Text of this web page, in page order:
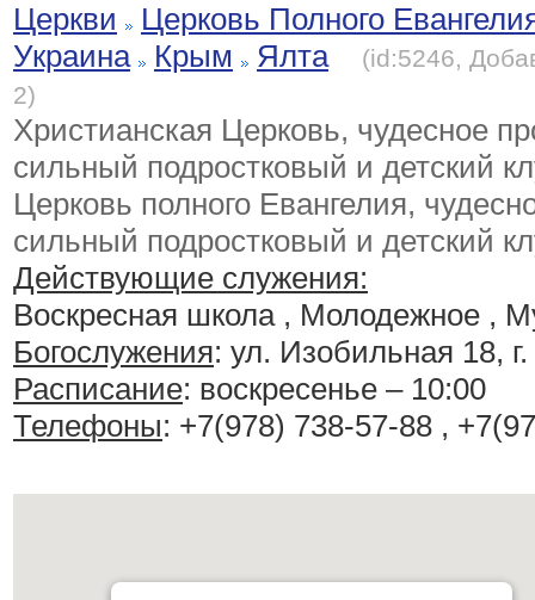
Церкви
Церковь Полного
Украина
Крым Ялта
(id:5246,
2)
Христианская Церковь, чудесное
сильный подростковый и детский
Церковь полного Евангелия,
сильный подростковый и детский
Действующие служения:
Воскресная школа , Молодежное ,
Богослужения: ул. Изобильная 18,
Расписание: воскресенье – 10:00
Телефоны: +7(978) 738-57-88 ,